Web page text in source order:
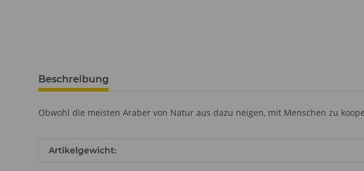
Beschreibung
Obwohl die meisten Araber von Natur aus dazu neigen, mit Menschen zu
Produkteigenschaft
Wert
Artikelgewicht: